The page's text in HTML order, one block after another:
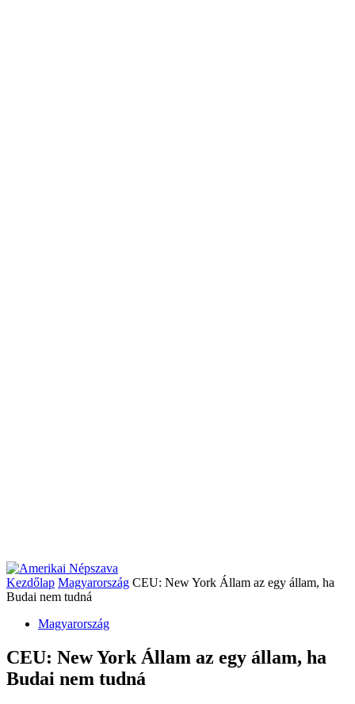
Kezdőlap Magyarország CEU: New York Állam az egy állam, ha
Budai nem tudná
Magyarország
CEU: New York Állam az egy állam, ha
Budai nem tudná